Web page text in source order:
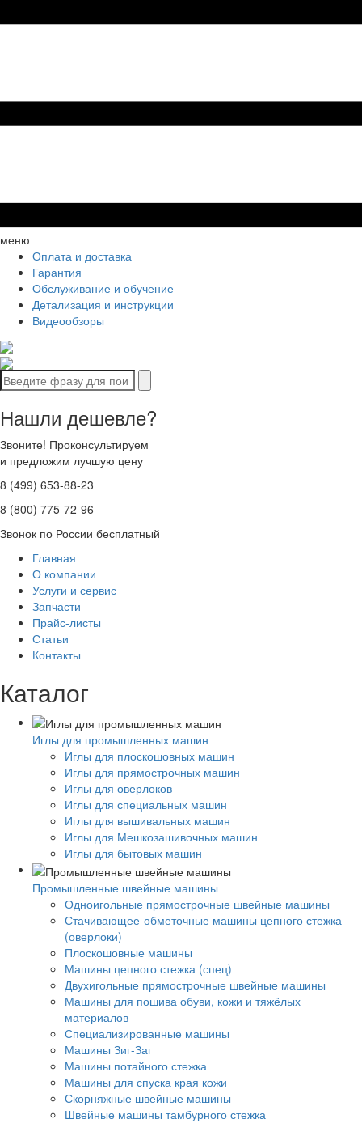
меню
Оплата и доставка
Гарантия
Обслуживание и обучение
Детализация и инструкции
Видеообзоры
Нашли дешевле?
Звоните! Проконсультируем
и предложим лучшую цену
8 (499) 653-88-23
8 (800) 775-72-96
Звонок по России бесплатный
Главная
О компании
Услуги и сервис
Запчасти
Прайс-листы
Статьи
Контакты
Каталог
Иглы для промышленных машин
Иглы для плоскошовных машин
Иглы для прямострочных машин
Иглы для оверлоков
Иглы для специальных машин
Иглы для вышивальных машин
Иглы для Мешкозашивочных машин
Иглы для бытовых машин
Промышленные швейные машины
Одноигольные прямострочные швейные машины
Стачивающее-обметочные машины цепного стежка
(оверлоки)
Плоскошовные машины
Машины цепного стежка (спец)
Двухигольные прямострочные швейные машины
Машины для пошива обуви, кожи и тяжёлых
материалов
Специализированные машины
Машины Зиг-Заг
Машины потайного стежка
Машины для спуска края кожи
Скорняжные швейные машины
Швейные машины тамбурного стежка